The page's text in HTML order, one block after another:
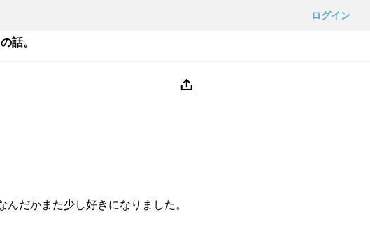
ログイン
話。
だかまた少し好きになりました。